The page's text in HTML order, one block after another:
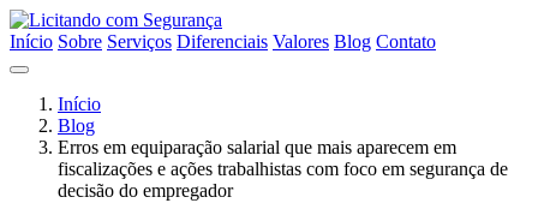
Início Sobre Serviços Diferenciais Valores Blog Contato
Início
Blog
Erros em equiparação salarial que mais aparecem em
fiscalizações e ações trabalhistas com foco em segurança de
decisão do empregador